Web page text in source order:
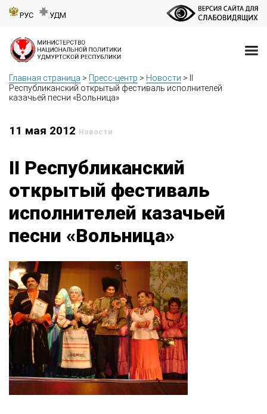
РУС УДМ
Главная страница > Пресс-центр > Новости >
Республиканский открытый фестиваль исполнителей
казачьей песни «Вольница»
11 мая 2012 Новости
II Республиканский
открытый фестиваль
исполнителей казачьей
песни «Вольница»